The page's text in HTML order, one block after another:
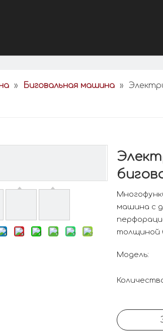
» Биговальная машина »
машина с
толщиной
Модель: